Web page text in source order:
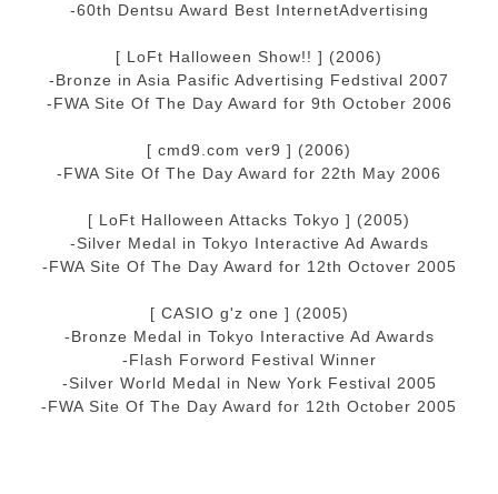
-60th Dentsu Award Best InternetAdvertising
[ LoFt Halloween Show!! ] (2006)
-Bronze in Asia Pasific Advertising Fedstival 2007
-FWA Site Of The Day Award for 9th October 2006
[ cmd9.com ver9 ] (2006)
-FWA Site Of The Day Award for 22th May 2006
[ LoFt Halloween Attacks Tokyo ] (2005)
-Silver Medal in Tokyo Interactive Ad Awards
-FWA Site Of The Day Award for 12th Octover 2005
[ CASIO g'z one ] (2005)
-Bronze Medal in Tokyo Interactive Ad Awards
-Flash Forword Festival Winner
-Silver World Medal in New York Festival 2005
-FWA Site Of The Day Award for 12th October 2005